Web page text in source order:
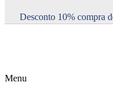
Desconto 10% compra
Menu